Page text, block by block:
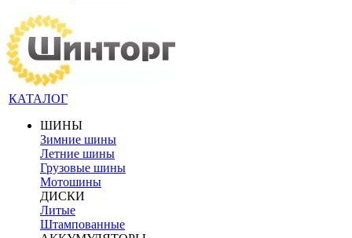
КАТАЛОГ
ШИНЫ
Зимние шины
Летние шины
Грузовые шины
Мотошины
ДИСКИ
Литые
Штампованные